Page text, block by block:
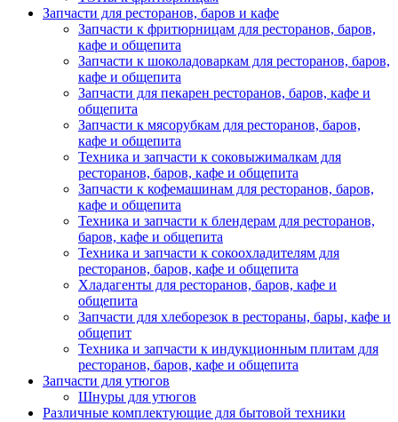
Запчасти для ресторанов, баров и кафе
Запчасти к фритюрницам для ресторанов, баров,
кафе и общепита
Запчасти к шоколадоваркам для ресторанов, баров,
кафе и общепита
Запчасти для пекарен ресторанов, баров, кафе и
общепита
Запчасти к мясорубкам для ресторанов, баров,
кафе и общепита
Техника и запчасти к соковыжималкам для
ресторанов, баров, кафе и общепита
Запчасти к кофемашинам для ресторанов, баров,
кафе и общепита
Техника и запчасти к блендерам для ресторанов,
баров, кафе и общепита
Техника и запчасти к сокоохладителям для
ресторанов, баров, кафе и общепита
Хладагенты для ресторанов, баров, кафе и
общепита
Запчасти для хлеборезок в рестораны, бары, кафе и
общепит
Техника и запчасти к индукционным плитам для
ресторанов, баров, кафе и общепита
Запчасти для утюгов
Шнуры для утюгов
Различные комплектующие для бытовой техники